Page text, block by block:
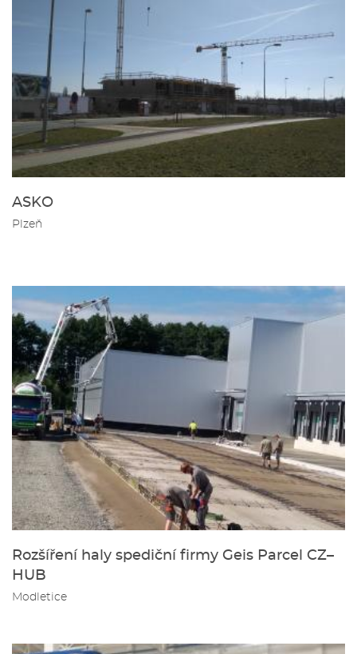
ASKO
Plzeň
Rozšíření haly spediční firmy Geis Parcel CZ–
HUB
Modletice